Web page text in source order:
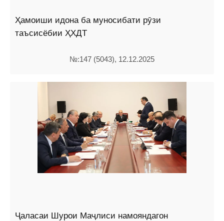
Ҳамоиши идона ба муносибати рӯзи
таъсисёбии ҲХДТ
№:147 (5043), 12.12.2025
Ҷаласаи Шурои Маҷлиси намояндагон